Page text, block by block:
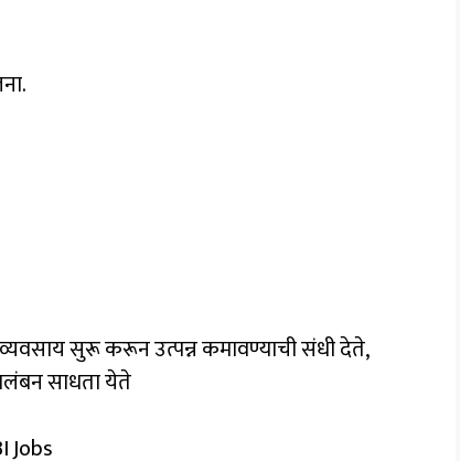
व्यवसाय सुरू करून उत्पन्न कमावण्याची संधी देते,
साधता येते